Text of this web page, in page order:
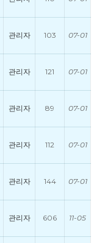
관리자 103 07-01
관리자 121 07-01
관리자 89 07-01
관리자 112 07-01
관리자 144 07-01
관리자 606 11-05